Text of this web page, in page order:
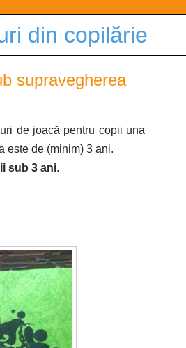
din copilărie
supravegherea
de joacă pentru copii una
este de (minim) 3 ani.
sub 3 ani.